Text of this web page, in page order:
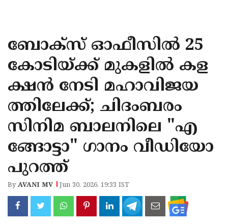
KANNUR
KASARAGOD
ബോക്സ് ഓഫീസിൽ 25
കോടിയ്ക്ക് മുകളിൽ കള
ക്ഷൻ നേടി മഹാവിജയ
ത്തിലേക്ക്; ചിദംബരം
സിനിമ ബാലനിലെ "എ
ങ്ങോട്ടാ" ഗാനം വീഡിയോ
പുറത്ത്
ByAVANI MV Jun 30, 2026, 19:33 IST